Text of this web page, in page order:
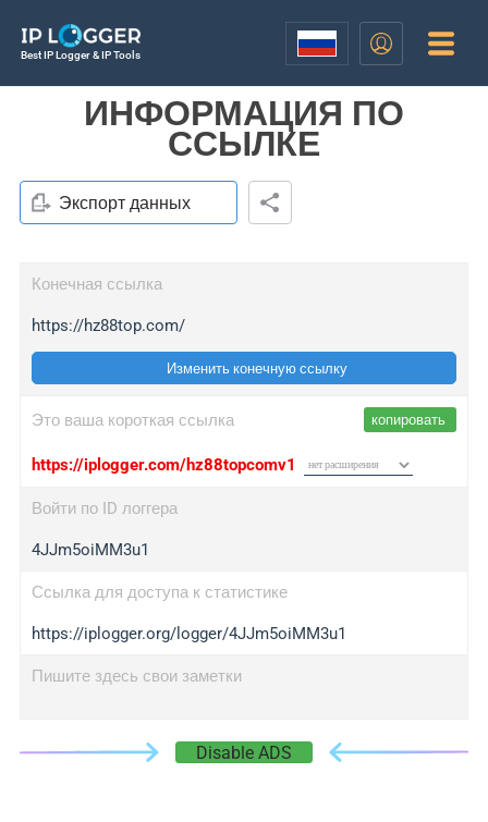
Best IP Logger & IP Tools
ИНФОРМАЦИЯ ПО
ССЫЛКЕ
Экспорт данных
Конечная ссылка
https://hz88top.com/
Изменить конечную ссылку
Это ваша короткая ссылка копировать
https://iplogger.com/hz88topcomv1
Войти по ID логгера
4JJm5oiMM3u1
Ссылка для доступа к статистике
https://iplogger.org/logger/4JJm5oiMM3u1
Пишите здесь свои заметки
Disable ADS